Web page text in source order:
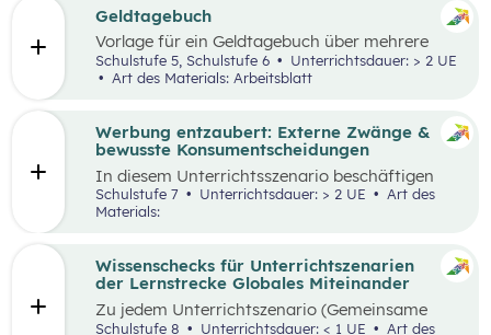
Werbung entzaubert: Externe Zwänge &
bewusste Konsumentscheidungen
In diesem Unterrichtsszenario beschäftigen
sich die Schüler:innen mit den Themen
„Werbung“ und „Konsumentscheidungen“. Zu
Zentrum. Davon ausgehend werden
unterschiedliche externe Zwänge sowie Vor-
Schulstufe 7 Unterrichtsdauer: > 2 UE
Art des
Materials:
Wissenschecks für Unterrichtszenarien
der Lernstrecke Globales Miteinander
Zu jedem Unterrichtszenario (Gemeinsame
Vertiefung) wiez.B.:Globalisierung und ich,
Schulstufe 8 Unterrichtsdauer: < 1 UE
Umwelt-Beziehung
Kopfstand-Brainstorming individuelle und
kollektive Handlungsoptionen zur
Klimawandelanpassung.
Geldtagebuch
Vorlage für ein Geldtagebuch über mehrere
Wochen im Excel Format
Schulstufe 5, Schulstufe 6
Unterrichtsdauer: > 2 UE
Art des Materials: Arbeitsblatt